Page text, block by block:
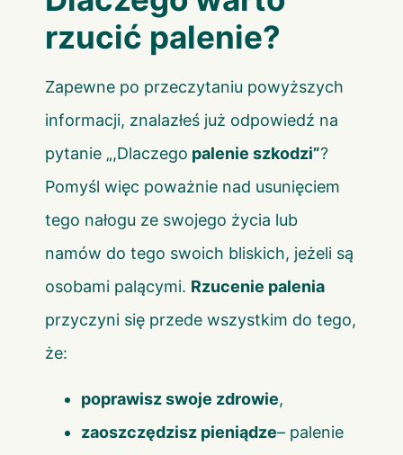
rzucić palenie?
Zapewne po przeczytaniu powyższych
informacji, znalazłeś już odpowiedź na
pytanie „,Dlaczego palenie szkodzi”?
Pomyśl więc poważnie nad usunięciem
tego nałogu ze swojego życia lub
namów do tego swoich bliskich, jeżeli są
osobami palącymi. Rzucenie palenia
przyczyni się przede wszystkim do tego,
że:
poprawisz swoje zdrowie,
zaoszczędzisz pieniądze– palenie